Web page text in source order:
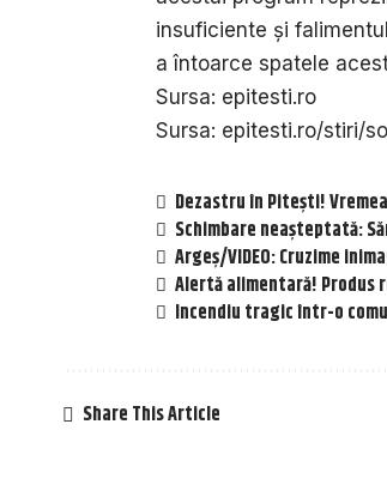
insuficiente și
a întoarce spatele
Sursa: epitesti.ro
Sursa: epitesti.ro/stiri/
Dezastru în Pitești!
Schimbare neașteptată:
Argeș/VIDEO: Cruzime
Alertă alimentară! Produs
Incendiu tragic într-o
Share This Article